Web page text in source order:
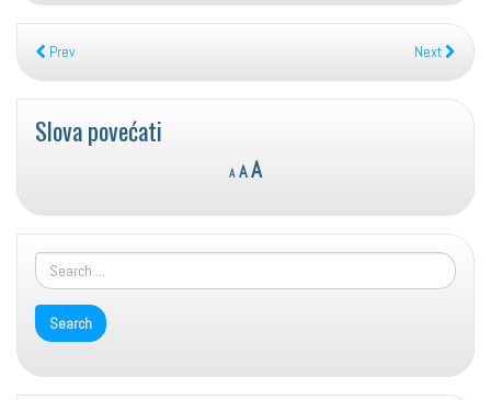
Prev Next
Slova povećati
A
Decrease
font
A Reset
size.
AIncrease
size.